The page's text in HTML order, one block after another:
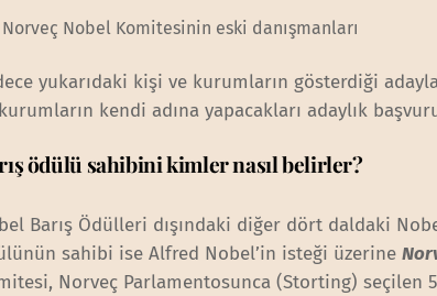
Norveç Nobel Komitesinin eski danışmanları
yukarıdaki kişi ve kurumların gösterdiği
kendi adına yapacakları adaylık
ödülü sahibini kimler nasıl belirler?
Barış Ödülleri dışındaki diğer dört daldaki
sahibi ise Alfred Nobel’in isteği üzerine
Norveç Parlamentosunca (Storting) seçilen